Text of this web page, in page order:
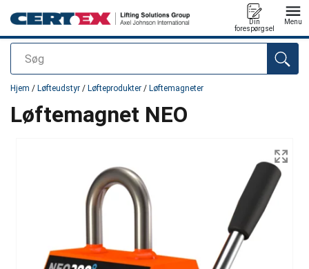
Søg
Din
forespørgsel
Menu
Produktet blev tilføjet til din forespørgsel
Hjem / Løfteudstyr / Løfteprodukter / Løftemagneter
Løftemagnet NEO